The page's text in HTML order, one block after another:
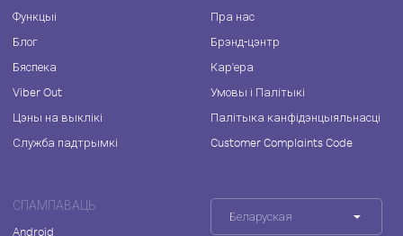
Функцыі
Блог
Бяспека
Viber Out
Цэны на выклікі
Служба падтрымкі
Пра нас
Брэнд-цэнтр
Кар'ера
Умовы і Палітыкі
Палітыка канфідэнцыяльнасці
Customer Complaints Code
СПАМПАВАЦЬ
Android
Беларуская